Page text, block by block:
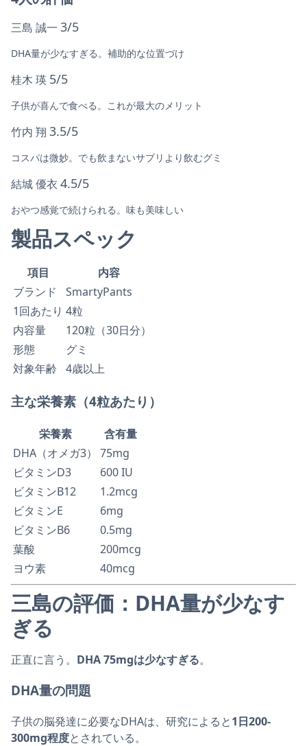
三島 誠一 3/5
DHA量が少なすぎる。補助的な位置づけ
桂木 瑛 5/5
子供が喜んで食べる。これが最大のメリット
竹内 翔 3.5/5
コスパは微妙。でも飲まないサプリより飲むグミ
結城 優衣 4.5/5
おやつ感覚で続けられる。味も美味しい
製品スペック
項目
内容
ブランド
SmartyPants
1回あたり 4粒
内容量
120粒（30日分）
形態
グミ
対象年齢
4歳以上
主な栄養素（4粒あたり）
栄養素
含有量
DHA（オメガ3）
75mg
ビタミンD3
600 IU
ビタミンB12
1.2mcg
ビタミンE
6mg
ビタミンB6
0.5mg
葉酸
200mcg
ヨウ素
40mcg
三島の評価：DHA量が少なす
ぎる
正直に言う。 DHA 75mgは少なすぎる。
DHA量の問題
子供の脳発達に必要なDHAは、研究によると1日200-
300mg程度とされている。